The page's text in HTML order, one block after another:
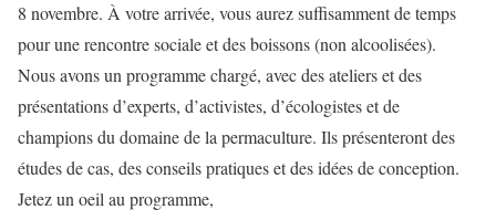
8 novembre. À votre arrivée, vous aurez suffisamment de temps
pour une rencontre sociale et des boissons (non alcoolisées).
Nous avons un programme chargé, avec des ateliers et des
présentations d’experts, d’activistes, d’écologistes et de
champions du domaine de la permaculture. Ils présenteront des
études de cas, des conseils pratiques et des idées de conception.
Jetez un oeil au programme,